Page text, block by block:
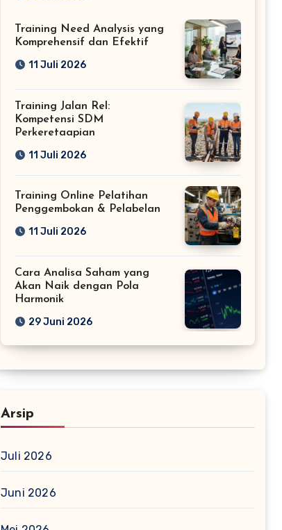
Training Need Analysis yang
Komprehensif dan Efektif
11 Juli 2026
Training Jalan Rel:
Kompetensi SDM
Perkeretaapian
11 Juli 2026
Training Online Pelatihan
Penggembokan & Pelabelan
11 Juli 2026
Cara Analisa Saham yang
Akan Naik dengan Pola
Harmonik
29 Juni 2026
Arsip
Juli 2026
Juni 2026